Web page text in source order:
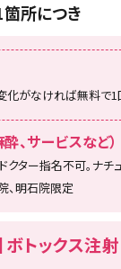
所につき
化がなければ無料で
、サービスなど）
クター指名不可。ナ
、明石院限定
ボトックス注射